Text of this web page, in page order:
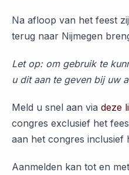
Na afloop van het feest
terug naar Nijmegen
Let op: om gebruik te
u dit aan te geven bij uw
Meld u snel aan via deze
congres exclusief het
aan het congres inclusief
Aanmelden kan tot en met